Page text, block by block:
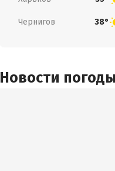
Чернигов 38°
Новости